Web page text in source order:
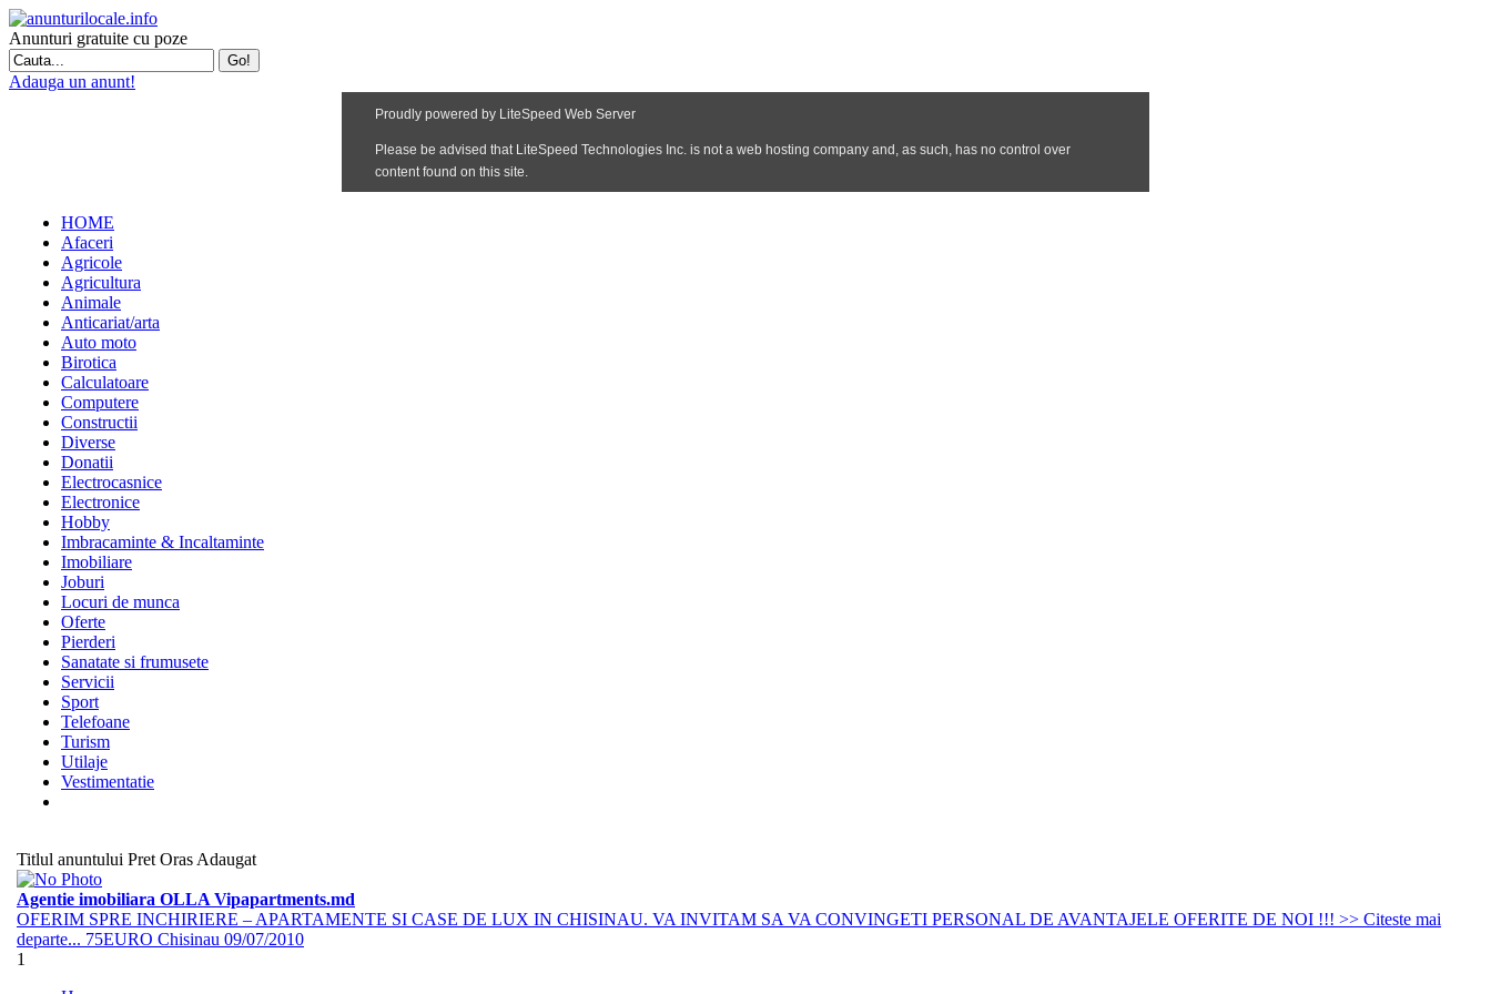
Anunturi gratuite cu poze
Adauga un anunt!
HOME
Afaceri
Agricole
Agricultura
Animale
Anticariat/arta
Auto moto
Birotica
Calculatoare
Computere
Constructii
Diverse
Donatii
Electrocasnice
Electronice
Hobby
Imbracaminte & Incaltaminte
Imobiliare
Joburi
Locuri de munca
Oferte
Pierderi
Sanatate si frumusete
Servicii
Sport
Telefoane
Turism
Utilaje
Vestimentatie
Titlul anuntului Pret Oras Adaugat
Agentie imobiliara OLLA Vipapartments.md
OFERIM SPRE INCHIRIERE – APARTAMENTE SI CASE DE LUX IN CHISINAU. VA INVITAM SA VA CONVINGETI PERSONAL DE AVANTAJELE OFERITE DE NOI !!! >> Citeste mai
departe... 75EURO Chisinau 09/07/2010
1